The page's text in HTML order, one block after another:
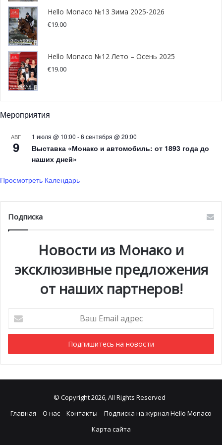
Время:с 9:00 по 19:00
Вход на мероприятиебесплатныйдля всех желающих,
но количество мест ограничено. Для участия
необходимо зарегистрироваться на сайте
Hello Monaco №13 Зима 2025-2026
€19.00
Hello Monaco №12 Лето – Осень 2025
€19.00
Мероприятия
АВГ
9
1 июля @ 10:00 -6 сентября @ 20:00
Выставка «Монако и автомобиль: от 1893 года до
наших дней»
Просмотреть Календарь
Подписка
Новости из Монако и
эксклюзивные предложения
от наших партнеров!
Email
адрес
© Copyright 2026, All Rights Reserved
Главная
О нас Контакты
Подписка на журнал Hello Monaco
Карта сайта